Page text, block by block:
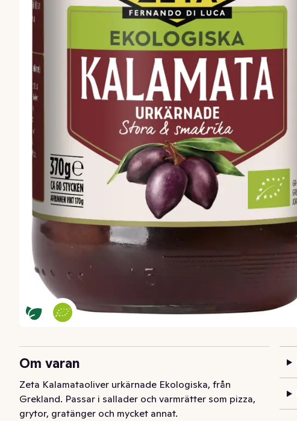
Om varan
Zeta Kalamataoliver urkärnade Ekologiska, från
Grekland. Passar i sallader och varmrätter som pizza,
grytor, gratänger och mycket annat.